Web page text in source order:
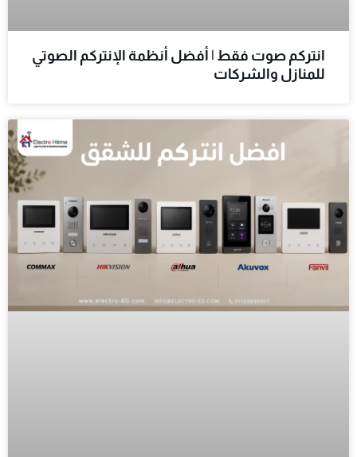
انتركم صوت فقط | أفضل أنظمة الإنتركم الصوتي
للمنازل والشركات